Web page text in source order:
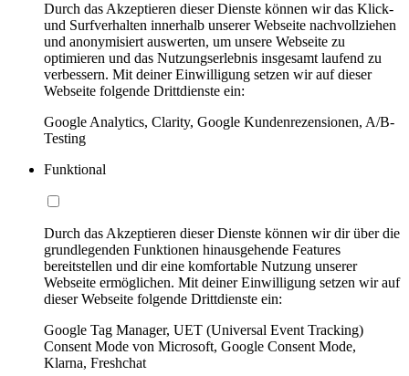
Durch das Akzeptieren dieser Dienste können wir das Klick-
und Surfverhalten innerhalb unserer Webseite nachvollziehen
und anonymisiert auswerten, um unsere Webseite zu
optimieren und das Nutzungserlebnis insgesamt laufend zu
verbessern. Mit deiner Einwilligung setzen wir auf dieser
Webseite folgende Drittdienste ein:
Google Analytics, Clarity, Google Kundenrezensionen, A/B-
Testing
Funktional
Durch das Akzeptieren dieser Dienste können wir dir über die
grundlegenden Funktionen hinausgehende Features
bereitstellen und dir eine komfortable Nutzung unserer
Webseite ermöglichen. Mit deiner Einwilligung setzen wir auf
dieser Webseite folgende Drittdienste ein:
Google Tag Manager, UET (Universal Event Tracking)
Consent Mode von Microsoft, Google Consent Mode,
Klarna, Freshchat